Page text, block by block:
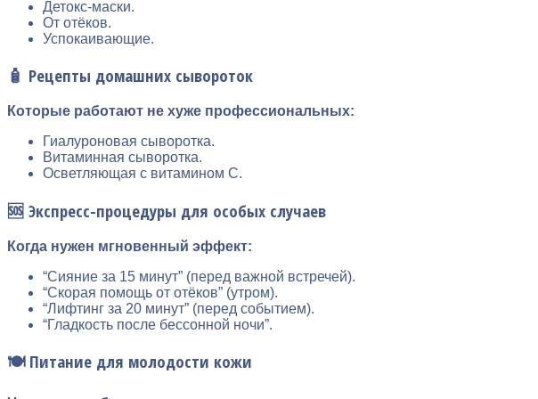
Детокс-маски.
От отёков.
Успокаивающие.
🧴 Рецепты домашних сывороток
Которые работают не хуже профессиональных:
Гиалуроновая сыворотка.
Витаминная сыворотка.
Осветляющая с витамином С.
🆘 Экспресс-процедуры для особых случаев
Когда нужен мгновенный эффект:
“Сияние за 15 минут” (перед важной встречей).
“Скорая помощь от отёков” (утром).
“Лифтинг за 20 минут” (перед событием).
“Гладкость после бессонной ночи”.
🍽️ Питание для молодости кожи